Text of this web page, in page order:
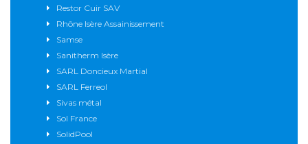
Restor Cuir SAV
Rhône Isère Assainissement
Samse
Sanitherm Isère
SARL Doncieux Martial
SARL Ferreol
Sivas métal
Sol France
SolidPool